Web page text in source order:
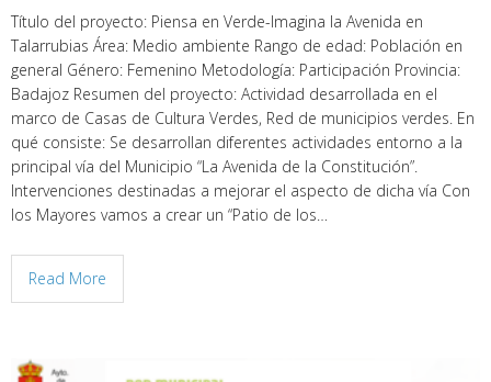
Título del proyecto: Piensa en Verde-Imagina la Avenida en
Talarrubias Área: Medio ambiente Rango de edad: Población en
general Género: Femenino Metodología: Participación Provincia:
Badajoz Resumen del proyecto: Actividad desarrollada en el
marco de Casas de Cultura Verdes, Red de municipios verdes. En
qué consiste: Se desarrollan diferentes actividades entorno a la
principal vía del Municipio “La Avenida de la Constitución”.
Intervenciones destinadas a mejorar el aspecto de dicha vía Con
los Mayores vamos a crear un “Patio de los…
Read More